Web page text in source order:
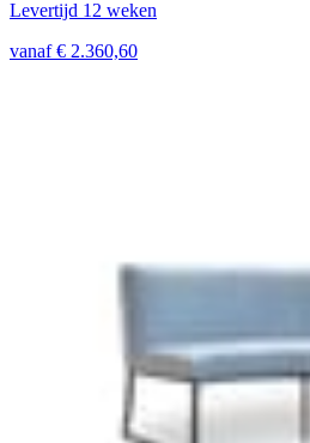
Levertijd 12 weken
vanaf € 2.360,60